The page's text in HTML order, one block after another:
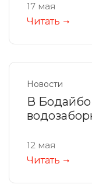
17 мая
Читать
Новости
В Бодайбо
12 мая
Читать